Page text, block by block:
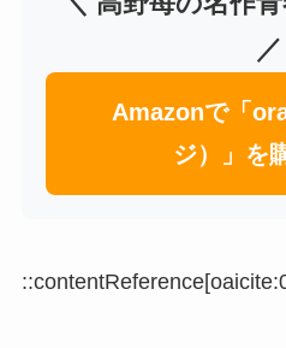
／
Amazonで「
ジ）」を